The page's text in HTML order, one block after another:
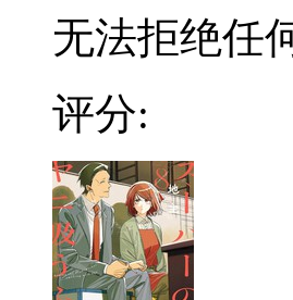
无法拒绝任
评分: